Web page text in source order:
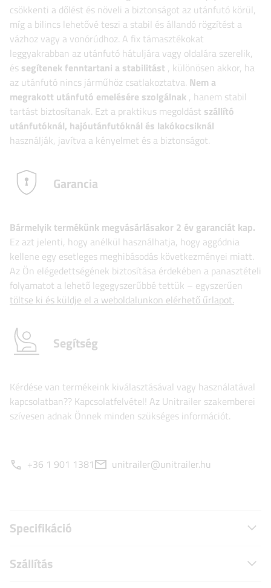
csökkenti a dőlést és növeli a biztonságot az utánfutó körül,
míg a bilincs lehetővé teszi a stabil és állandó rögzítést a
vázhoz vagy a vonórúdhoz. A fix támasztékokat
leggyakrabban az utánfutó hátuljára vagy oldalára szerelik,
és segítenek fenntartani a stabilitást , különösen akkor, ha
az utánfutó nincs járműhöz csatlakoztatva. Nem a
megrakott utánfutó emelésére szolgálnak , hanem stabil
tartást biztosítanak. Ezt a praktikus megoldást szállító
utánfutóknál, hajóutánfutóknál és lakókocsiknál
használják, javítva a kényelmet és a biztonságot.
Garancia
Bármelyik termékünk megvásárlásakor 2 év garanciát kap.
Ez azt jelenti, hogy anélkül használhatja, hogy aggódnia
kellene egy esetleges meghibásodás következményei miatt.
Az Ön elégedettségének biztosítása érdekében a panasztételi
folyamatot a lehető legegyszerűbbé tettük – egyszerűen
töltse ki és küldje el a weboldalunkon elérhető űrlapot.
Segítség
Kérdése van termékeink kiválasztásával vagy használatával
kapcsolatban?? Kapcsolatfelvétel! Az Unitrailer szakemberei
szívesen adnak Önnek minden szükséges információt.
+36 1 901 1381 unitrailer@unitrailer.hu
Specifikáció
Szállítás